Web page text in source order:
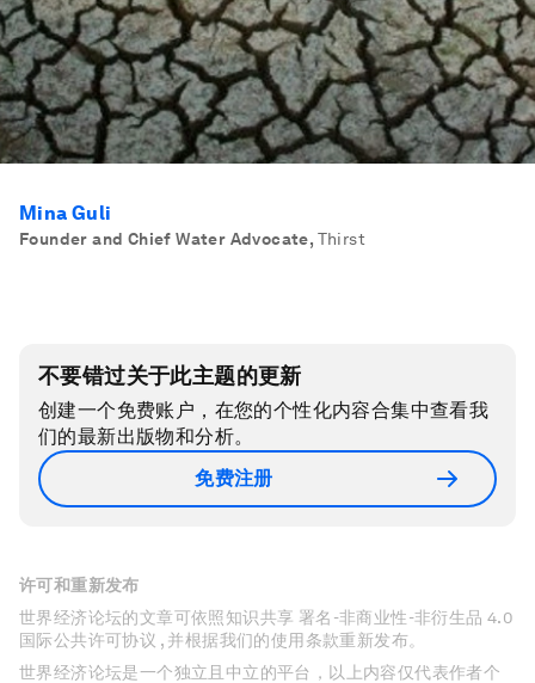
Mina Guli
Founder and Chief Water Advocate, Thirst
不要错过关于此主题的更新
创建一个免费账户，在您的个性化内容合集中查看我
们的最新出版物和分析。
免费注册
许可和重新发布
世界经济论坛的文章可依照知识共享 署名-非商业性-非衍生品 4.0
国际公共许可协议 , 并根据我们的使用条款重新发布。
世界经济论坛是一个独立且中立的平台，以上内容仅代表作者个